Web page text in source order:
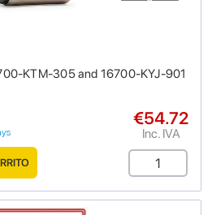
KTM-305 and 16700-KYJ-901
€54.72
Inc. IVA